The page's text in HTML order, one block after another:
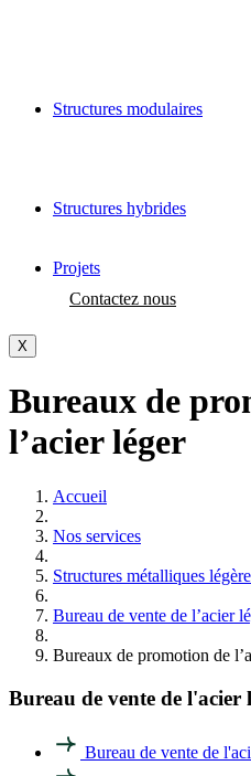
Structures modulaires
Structures hybrides
Projets
Contactez nous
X
Bureaux de
l’acier léger
Accueil
Nos services
Structures métalliques
Bureau de vente de l’acier
Bureaux de promotion de
Bureau de vente de l'acier
Bureau de vente de